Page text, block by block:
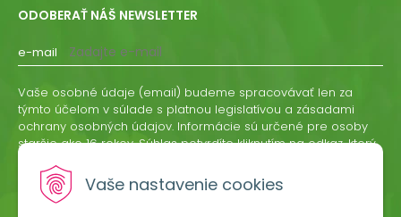
Vaše nastavenie cookies
ODOBERAŤ NÁŠ NEWSLETTER
e-mail
Vaše osobné údaje (email) budeme spracovávať len za
týmto účelom v súlade s platnou legislatívou a zásadami
ochrany osobných údajov. Informácie sú určené pre osoby
staršie ako 16 rokov. Súhlas potvrdíte kliknutím na odkaz, ktorý
odvolať písomne, emailom alebo kliknutím na odkaz z
ktoréhokoľvek informačného emailu.